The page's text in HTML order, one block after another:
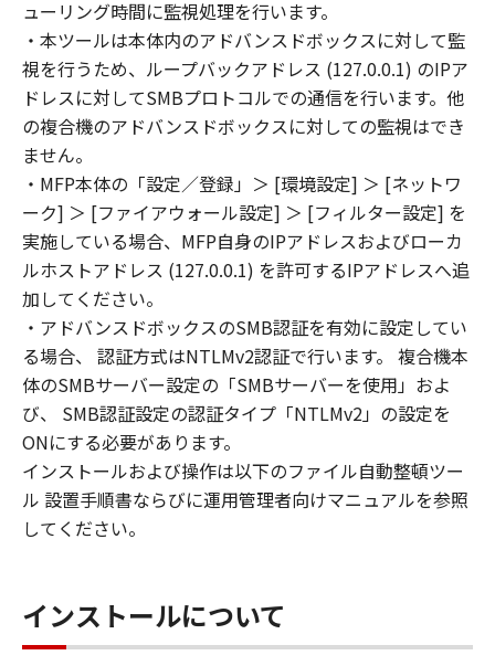
ューリング時間に監視処理を行います。
・本ツールは本体内のアドバンスドボックスに対して監
視を行うため、ループバックアドレス (127.0.0.1) のIPア
ドレスに対してSMBプロトコルでの通信を行います。他
の複合機のアドバンスドボックスに対しての監視はでき
ません。
・MFP本体の「設定／登録」＞ [環境設定] ＞ [ネットワ
ーク] ＞ [ファイアウォール設定] ＞ [フィルター設定] を
実施している場合、MFP自身のIPアドレスおよびローカ
ルホストアドレス (127.0.0.1) を許可するIPアドレスへ追
加してください。
・アドバンスドボックスのSMB認証を有効に設定してい
る場合、 認証方式はNTLMv2認証で行います。 複合機本
体のSMBサーバー設定の「SMBサーバーを使用」およ
び、 SMB認証設定の認証タイプ「NTLMv2」の設定を
ONにする必要があります。
インストールおよび操作は以下のファイル自動整頓ツー
ル 設置手順書ならびに運用管理者向けマニュアルを参照
してください。
インストールについて